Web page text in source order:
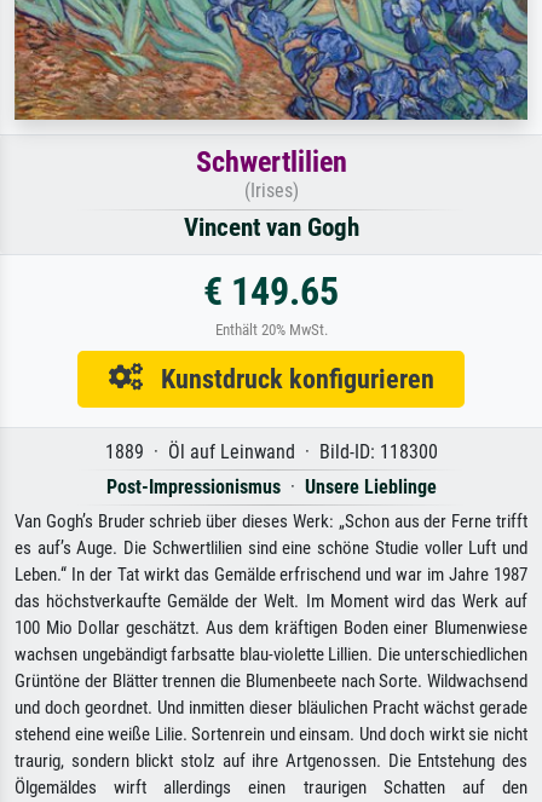
Schwertlilien
(Irises)
Vincent van Gogh
€ 149.65
Enthält 20% MwSt.
Kunstdruck konfigurieren
1889 · Öl auf Leinwand · Bild-ID: 118300
Post-Impressionismus· Unsere Lieblinge
Van Gogh’s Bruder schrieb über dieses Werk: „Schon aus der Ferne trifft
es auf’s Auge. Die Schwertlilien sind eine schöne Studie voller Luft und
Leben.“ In der Tat wirkt das Gemälde erfrischend und war im Jahre 1987
das höchstverkaufte Gemälde der Welt. Im Moment wird das Werk auf
100 Mio Dollar geschätzt. Aus dem kräftigen Boden einer Blumenwiese
wachsen ungebändigt farbsatte blau-violette Lillien. Die unterschiedlichen
Grüntöne der Blätter trennen die Blumenbeete nach Sorte. Wildwachsend
und doch geordnet. Und inmitten dieser bläulichen Pracht wächst gerade
stehend eine weiße Lilie. Sortenrein und einsam. Und doch wirkt sie nicht
traurig, sondern blickt stolz auf ihre Artgenossen. Die Entstehung des
Ölgemäldes wirft allerdings einen traurigen Schatten auf den